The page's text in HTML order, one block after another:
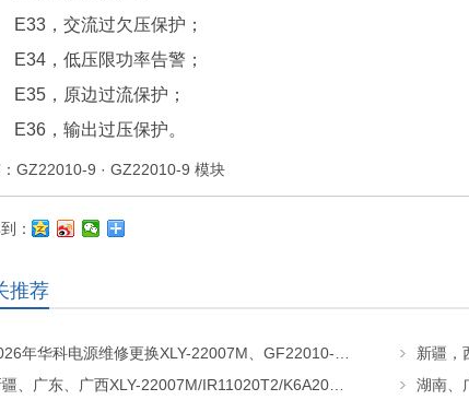
E33，交流过欠压保护；
E34，低压限功率告警；
E35，原边过流保护；
E36，输出过压保护。
GZ22010-9 · GZ22010-9 模块
：
推荐